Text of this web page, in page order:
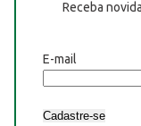
Receba
E-mail
Cadastre-se